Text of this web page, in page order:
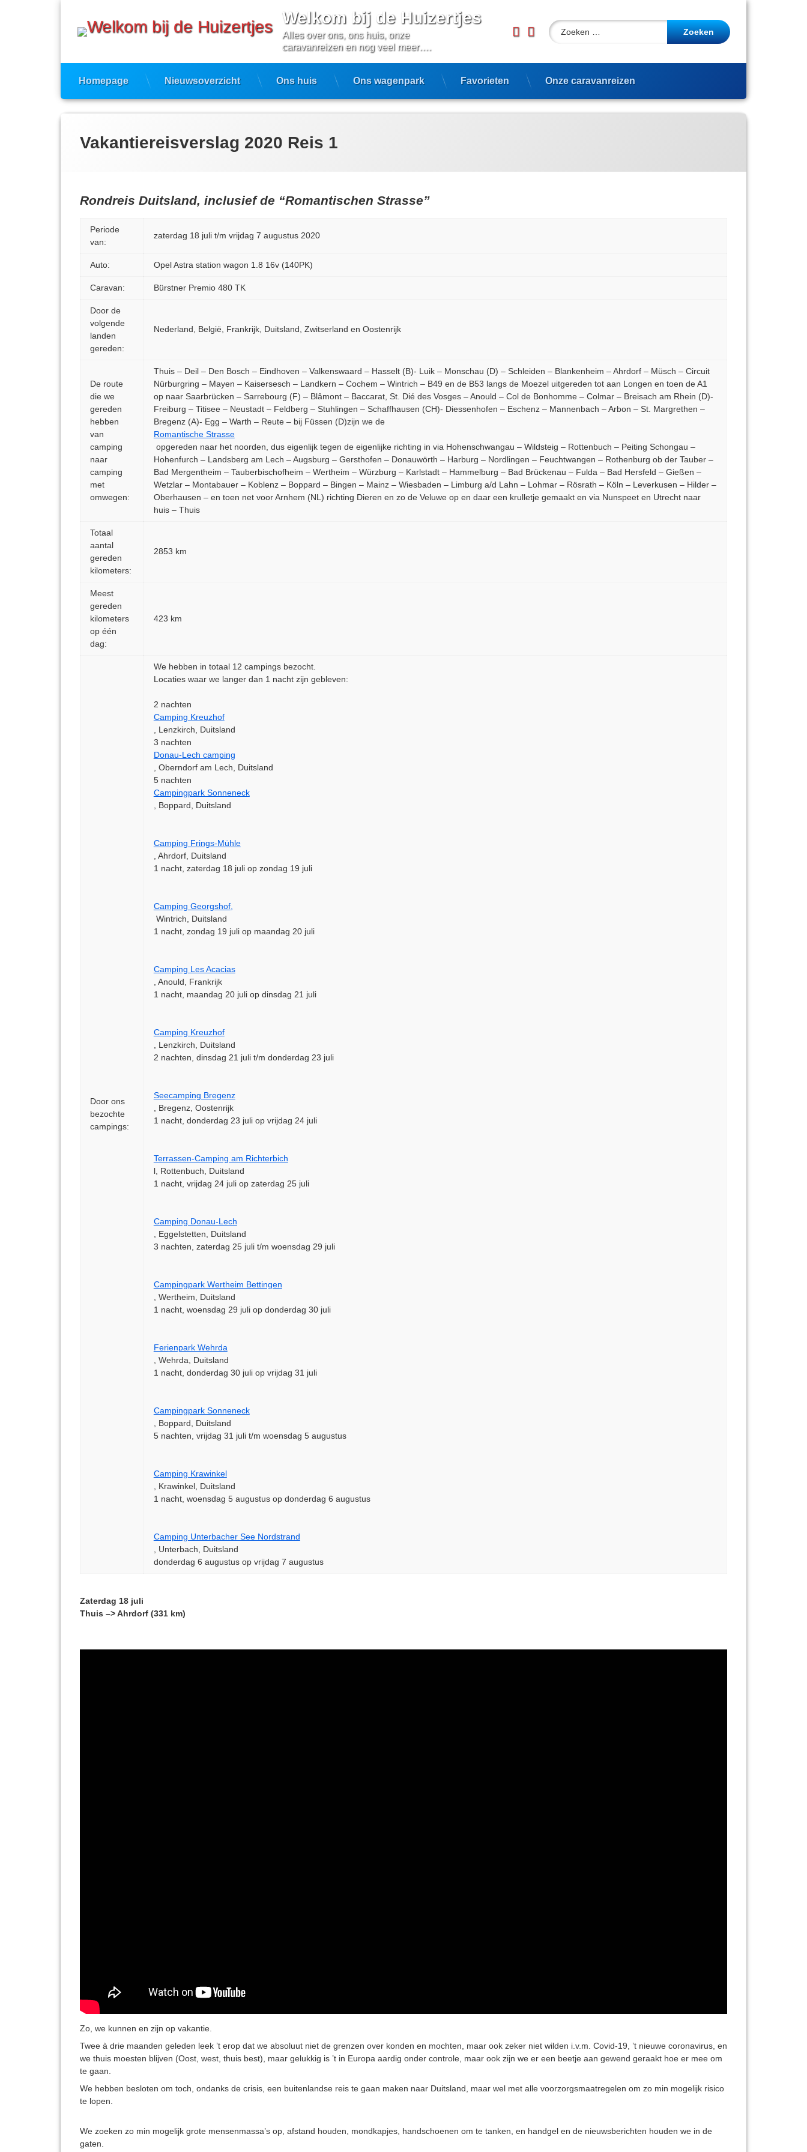
Welkom bij de Huizertjes
Alles over ons, ons huis, onze
caravanreizen en nog veel meer….
Facebook
YouTube
Zoeken naar:
Homepage Nieuwsoverzicht Ons huis Ons wagenpark Favorieten Onze caravanreizen
Vakantiereisverslag 2020 Reis 1
Rondreis Duitsland, inclusief de “Romantischen Strasse”
Periode
van:
zaterdag 18 juli t/m vrijdag 7 augustus 2020
Auto: Opel Astra station wagon 1.8 16v (140PK)
Caravan: Bürstner Premio 480 TK
Door de
volgende
landen
gereden:
Nederland, België, Frankrijk, Duitsland, Zwitserland en Oostenrijk
De route
die we
gereden
hebben
van
camping
naar
camping
met
omwegen:
Thuis – Deil – Den Bosch – Eindhoven – Valkenswaard – Hasselt (B)- Luik – Monschau (D) – Schleiden – Blankenheim – Ahrdorf – Müsch – Circuit
Nürburgring – Mayen – Kaisersesch – Landkern – Cochem – Wintrich – B49 en de B53 langs de Moezel uitgereden tot aan Longen en toen de A1
op naar Saarbrücken – Sarrebourg (F) – Blâmont – Baccarat, St. Dié des Vosges – Anould – Col de Bonhomme – Colmar – Breisach am Rhein (D)-
Freiburg – Titisee – Neustadt – Feldberg – Stuhlingen – Schaffhausen (CH)- Diessenhofen – Eschenz – Mannenbach – Arbon – St. Margrethen –
Bregenz (A)- Egg – Warth – Reute – bij Füssen (D)zijn we de
Romantische Strasse
opgereden naar het noorden, dus eigenlijk tegen de eigenlijke richting in via Hohenschwangau – Wildsteig – Rottenbuch – Peiting Schongau –
Hohenfurch – Landsberg am Lech – Augsburg – Gersthofen – Donauwörth – Harburg – Nordlingen – Feuchtwangen – Rothenburg ob der Tauber –
Bad Mergentheim – Tauberbischofheim – Wertheim – Würzburg – Karlstadt – Hammelburg – Bad Brückenau – Fulda – Bad Hersfeld – Gießen –
Wetzlar – Montabauer – Koblenz – Boppard – Bingen – Mainz – Wiesbaden – Limburg a/d Lahn – Lohmar – Rösrath – Köln – Leverkusen – Hilder –
Oberhausen – en toen net voor Arnhem (NL) richting Dieren en zo de Veluwe op en daar een krulletje gemaakt en via Nunspeet en Utrecht naar
huis – Thuis
Totaal
aantal
gereden
kilometers:
2853 km
Meest
gereden
kilometers
op één
dag:
423 km
Door ons
bezochte
campings:
We hebben in totaal 12 campings bezocht.
Locaties waar we langer dan 1 nacht zijn gebleven:
2 nachten
Camping Kreuzhof
, Lenzkirch, Duitsland
3 nachten
Donau-Lech camping
, Oberndorf am Lech, Duitsland
5 nachten
Campingpark Sonneneck
, Boppard, Duitsland
Camping Frings-Mühle
, Ahrdorf, Duitsland
1 nacht, zaterdag 18 juli op zondag 19 juli
Camping Georgshof,
Wintrich, Duitsland
1 nacht, zondag 19 juli op maandag 20 juli
Camping Les Acacias
, Anould, Frankrijk
1 nacht, maandag 20 juli op dinsdag 21 juli
Camping Kreuzhof
, Lenzkirch, Duitsland
2 nachten, dinsdag 21 juli t/m donderdag 23 juli
Seecamping Bregenz
, Bregenz, Oostenrijk
1 nacht, donderdag 23 juli op vrijdag 24 juli
Terrassen-Camping am Richterbich
l, Rottenbuch, Duitsland
1 nacht, vrijdag 24 juli op zaterdag 25 juli
Camping Donau-Lech
, Eggelstetten, Duitsland
3 nachten, zaterdag 25 juli t/m woensdag 29 juli
Campingpark Wertheim Bettingen
, Wertheim, Duitsland
1 nacht, woensdag 29 juli op donderdag 30 juli
Ferienpark Wehrda
, Wehrda, Duitsland
1 nacht, donderdag 30 juli op vrijdag 31 juli
Campingpark Sonneneck
, Boppard, Duitsland
5 nachten, vrijdag 31 juli t/m woensdag 5 augustus
Camping Krawinkel
, Krawinkel, Duitsland
1 nacht, woensdag 5 augustus op donderdag 6 augustus
Camping Unterbacher See Nordstrand
, Unterbach, Duitsland
donderdag 6 augustus op vrijdag 7 augustus
Zaterdag 18 juli
Thuis –> Ahrdorf (331 km)
Zo, we kunnen en zijn op vakantie.
Twee à drie maanden geleden leek ’t erop dat we absoluut niet de grenzen over konden en mochten, maar ook zeker niet wilden i.v.m. Covid-19, ’t nieuwe coronavirus, en
we thuis moesten blijven (Oost, west, thuis best), maar gelukkig is ’t in Europa aardig onder controle, maar ook zijn we er een beetje aan gewend geraakt hoe er mee om
te gaan.
We hebben besloten om toch, ondanks de crisis, een buitenlandse reis te gaan maken naar Duitsland, maar wel met alle voorzorgsmaatregelen om zo min mogelijk risico
te lopen.
We zoeken zo min mogelijk grote mensenmassa’s op, afstand houden, mondkapjes, handschoenen om te tanken, en handgel en de nieuwsberichten houden we in de
gaten.